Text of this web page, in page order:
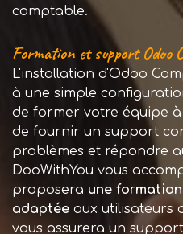
comptable.
Formation et support Odoo
L'installation d'Odoo
à une simple
de former votre équipe
de fournir un support
problèmes et répondre
DooWithYou vous
proposera une
adaptée aux utilisateurs
vous assurera un